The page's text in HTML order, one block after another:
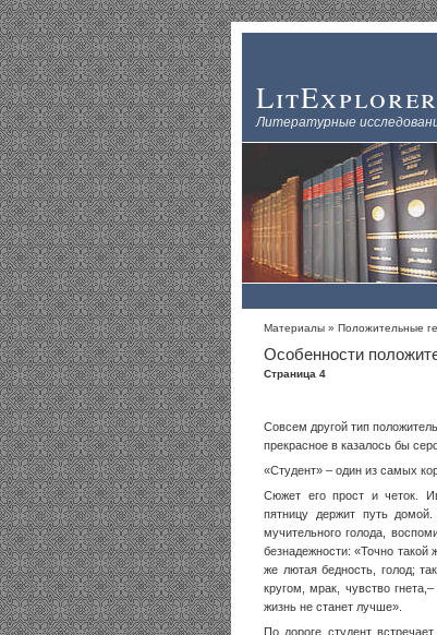
LitExplorer
Литературные
Материалы » Положительные
Особенности
Страница 4
Совсем другой тип
прекрасное в казалось бы
«Студент» – один из самых
Сюжет его прост и четок.
пятницу держит путь
мучительного голода,
безнадежности: «Точно
же лютая бедность, голод;
кругом, мрак, чувство
жизнь не станет лучше».
По дороге студент